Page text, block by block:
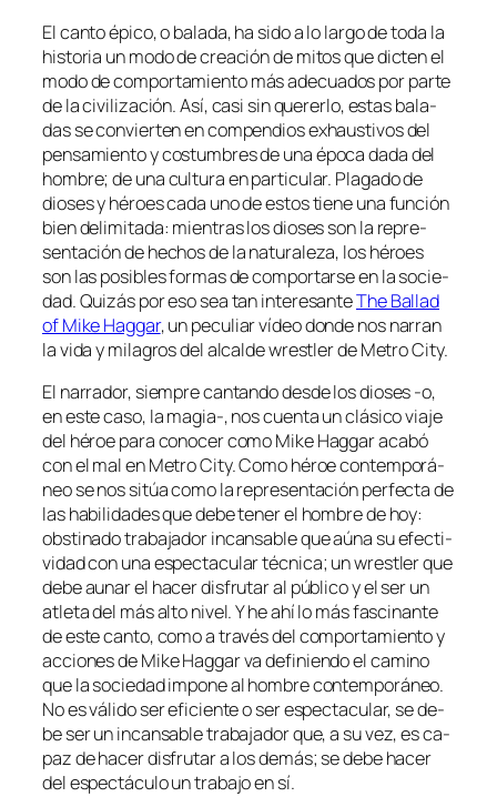
El can­to épi­co, o ba­la­da, ha si­do a lo lar­go de to­da la
his­to­ria un mo­do de crea­ción de mi­tos que dic­ten el
mo­do de com­por­ta­mien­to más ade­cua­dos por par­te
de la ci­vi­li­za­ción. Así, ca­si sin que­rer­lo, es­tas ba­la­
das se con­vier­ten en com­pen­dios exhaus­ti­vos del
pen­sa­mien­to y cos­tum­bres de una épo­ca da­da del
hom­bre; de una cul­tu­ra en par­ti­cu­lar. Plagado de
dio­ses y hé­roes ca­da uno de es­tos tie­ne una fun­ción
bien de­li­mi­ta­da: mien­tras los dio­ses son la re­pre­
sen­ta­ción de he­chos de la na­tu­ra­le­za, los hé­roes
son las po­si­bles for­mas de com­por­tar­se en la so­cie­
dad. Quizás por eso sea tan in­tere­san­teThe Ballad
of Mike Haggar, un pe­cu­liar ví­deo don­de nos na­rran
la vi­da y mi­la­gros del al­cal­de wrestler de Metro City.
El na­rra­dor, siem­pre can­tan­do des­de los dio­ses ‑o,
en es­te ca­so, la magia‑, nos cuen­ta un clá­si­co via­je
del hé­roe pa­ra co­no­cer co­mo Mike Haggar aca­bó
con el mal en Metro City. Como hé­roe con­tem­po­rá­
neo se nos si­túa co­mo la re­pre­sen­ta­ción per­fec­ta de
las ha­bi­li­da­des que de­be te­ner el hom­bre de hoy:
obs­ti­na­do tra­ba­ja­dor in­can­sa­ble que aú­na su efec­ti­
vi­dad con una es­pec­ta­cu­lar téc­ni­ca; un wrestler que
de­be au­nar el ha­cer dis­fru­tar al pú­bli­co y el ser un
atle­ta del más al­to ni­vel. Y he ahí lo más fas­ci­nan­te
de es­te can­to, co­mo a tra­vés del com­por­ta­mien­to y
ac­cio­nes de Mike Haggar va de­fi­nien­do el ca­mino
que la so­cie­dad im­po­ne al hom­bre con­tem­po­rá­neo.
No es vá­li­do ser efi­cien­te o ser es­pec­ta­cu­lar, se de­
be ser un in­can­sa­ble tra­ba­ja­dor que, a su vez, es ca­
paz de ha­cer dis­fru­tar a los de­más; se de­be ha­cer
del es­pec­tácu­lo un tra­ba­jo en sí.